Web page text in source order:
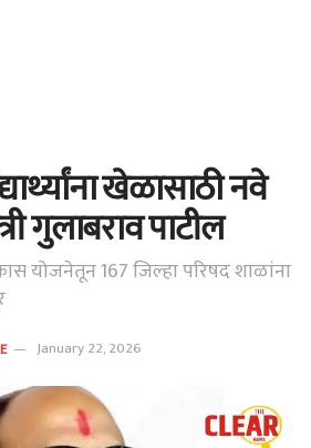
खेळासाठी नवे
गुलाबराव पाटील
योजनेतून 167 जिल्हा परिषद शाळांना
January 22, 2026